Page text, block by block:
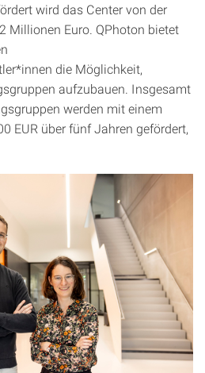
wird das Center von der
Millionen Euro. QPhoton bietet
die Möglichkeit,
aufzubauen. Insgesamt
werden mit einem
EUR über fünf Jahren gefördert,